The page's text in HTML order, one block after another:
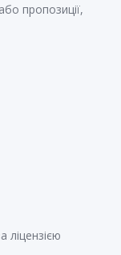
пропозиції,
ліцензією